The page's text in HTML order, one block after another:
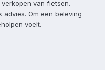
van fietsen.
advies. Om een beleving
voelt.